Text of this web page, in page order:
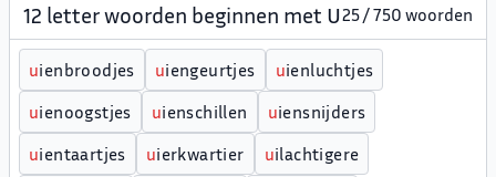
12 letter woorden beginnen met U25 / 750 woorden
uienbroodjes uiengeurtjes uienluchtjes
uienoogstjes uienschillen uiensnijders
uientaartjes uierkwartier uilachtigere